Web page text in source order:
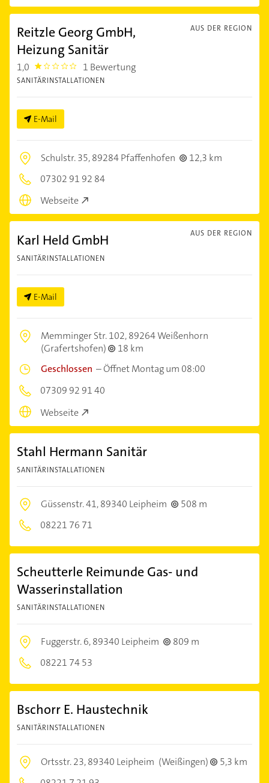
AUS DER REGION
Reitzle Georg GmbH,
Heizung Sanitär
1,0 1.0 1 Bewertung
SANITÄRINSTALLATIONEN
E-Mail
Schulstr. 35,89284 Pfaffenhofen
12,3 km
07302 91 92 84
Webseite
AUS DER REGION
Karl Held GmbH
SANITÄRINSTALLATIONEN
E-Mail
Memminger Str. 102,89264 Weißenhorn
(Grafertshofen)
18 km
Geschlossen –Öffnet Montag um 08:00
07309 92 91 40
Webseite
Stahl Hermann Sanitär
SANITÄRINSTALLATIONEN
Güssenstr. 41,89340 Leipheim
508 m
08221 76 71
Scheutterle Reimunde Gas- und
Wasserinstallation
SANITÄRINSTALLATIONEN
Fuggerstr. 6,89340 Leipheim
809 m
08221 74 53
Bschorr E. Haustechnik
SANITÄRINSTALLATIONEN
Ortsstr. 23,89340 Leipheim (Weißingen)
5,3 km